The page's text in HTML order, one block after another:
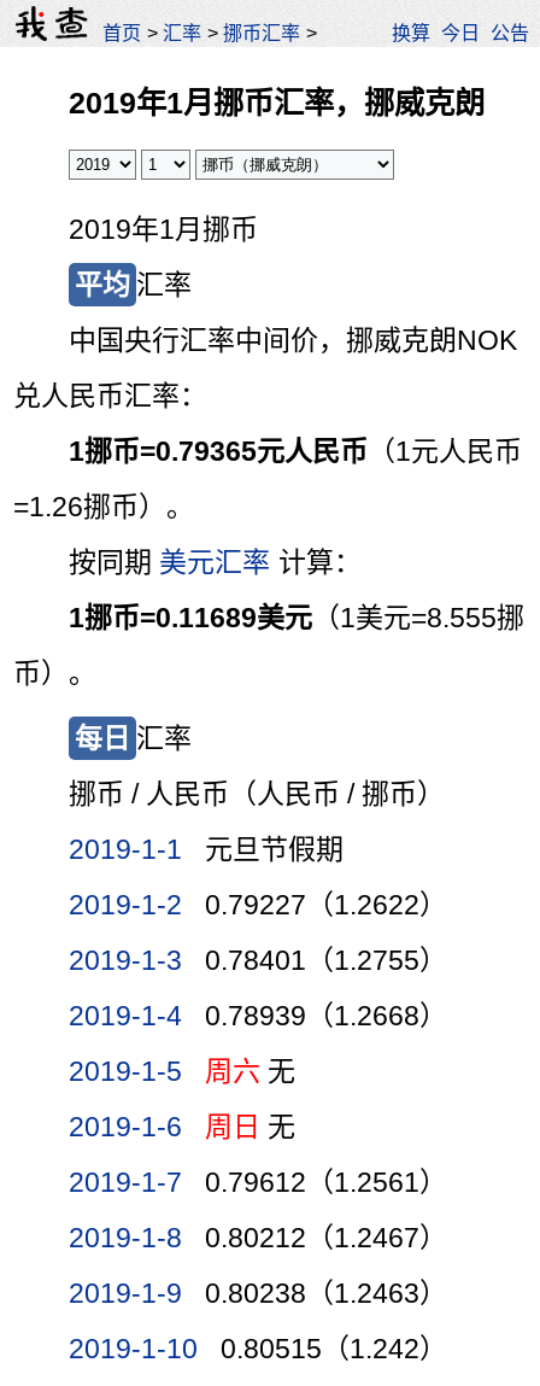
首页 >汇率 >挪币汇率 > 换算 今日 公告
2019年1月挪币汇率，挪威克朗
2019年1月挪币
平均 汇率
中国央行汇率中间价，挪威克朗NOK
兑人民币汇率：
1挪币=0.79365元人民币 （1元人民币
=1.26挪币）。
按同期 美元汇率 计算：
1挪币=0.11689美元 （1美元=8.555挪
币）。
每日 汇率
挪币 / 人民币（人民币 / 挪币）
2019-1-1
元旦节假期
2019-1-2
0.79227（1.2622）
2019-1-3
0.78401（1.2755）
2019-1-4
0.78939（1.2668）
2019-1-5
周六 无
2019-1-6
周日 无
2019-1-7
0.79612（1.2561）
2019-1-8
0.80212（1.2467）
2019-1-9
0.80238（1.2463）
2019-1-10
0.80515（1.242）